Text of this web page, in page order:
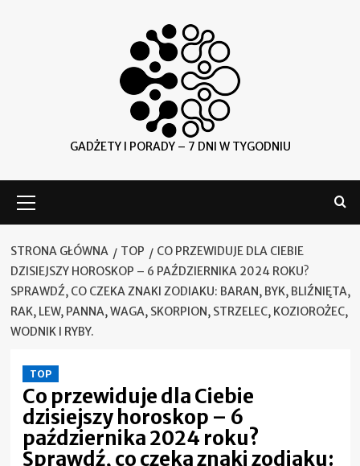
GADŻETY I PORADY – 7 DNI W TYGODNIU
główne
STRONA GŁÓWNA TOP
CO PRZEWIDUJE DLA CIEBIE
DZISIEJSZY HOROSKOP – 6 PAŹDZIERNIKA 2024 ROKU?
SPRAWDŹ, CO CZEKA ZNAKI ZODIAKU: BARAN, BYK, BLIŹNIĘTA,
RAK, LEW, PANNA, WAGA, SKORPION, STRZELEC, KOZIOROŻEC,
WODNIK I RYBY.
TOP
Co przewiduje dla Ciebie
dzisiejszy horoskop – 6
października 2024 roku?
Sprawdź, co czeka znaki zodiaku: